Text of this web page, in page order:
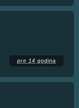
pre 14 godina